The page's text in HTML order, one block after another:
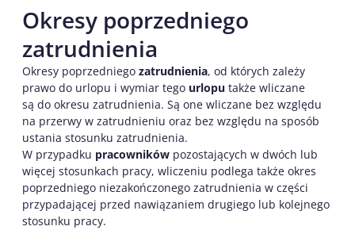
Okresy poprzedniego
zatrudnienia
Okresy poprzedniego zatrudnienia, od których zależy
prawo do urlopu i wymiar tego urlopu także wliczane
są do okresu zatrudnienia. Są one wliczane bez względu
na przerwy w zatrudnieniu oraz bez względu na sposób
ustania stosunku zatrudnienia.
W przypadku pracowników pozostających w dwóch lub
więcej stosunkach pracy, wliczeniu podlega także okres
poprzedniego niezakończonego zatrudnienia w części
przypadającej przed nawiązaniem drugiego lub kolejnego
stosunku pracy.